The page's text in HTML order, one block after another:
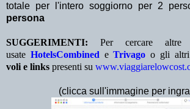
totale per l'intero soggiorno per 2
persona
SUGGERIMENTI: Per cercare altre
usate HotelsCombined eTrivago o gli
voli e links presenti su
(clicca sull'immagine per